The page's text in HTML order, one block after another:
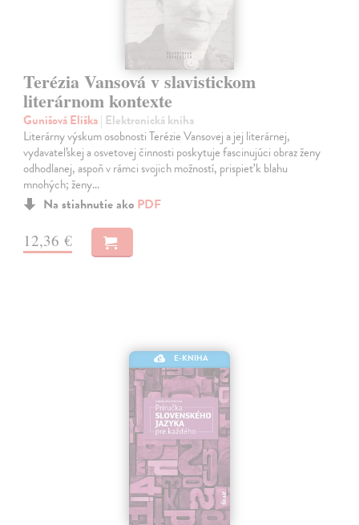
Terézia Vansová v slavistickom
literárnom kontexte
Gunišová Eliška| Elektronická kniha
Literárny výskum osobnosti Terézie Vansovej a jej literárnej,
vydavateľskej a osvetovej činnosti poskytuje fascinujúci obraz ženy
odhodlanej, aspoň v rámci svojich možností, prispieť k blahu
mnohých; ženy…
Na stiahnutie ako PDF
12,36 €
E-KNIHA